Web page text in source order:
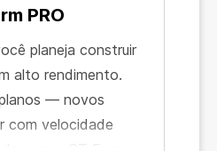
PRO
planeja construir
alto rendimento.
— novos
com velocidade